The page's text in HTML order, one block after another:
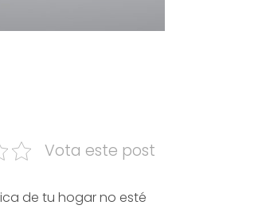
Vota este post
de tu hogar no esté